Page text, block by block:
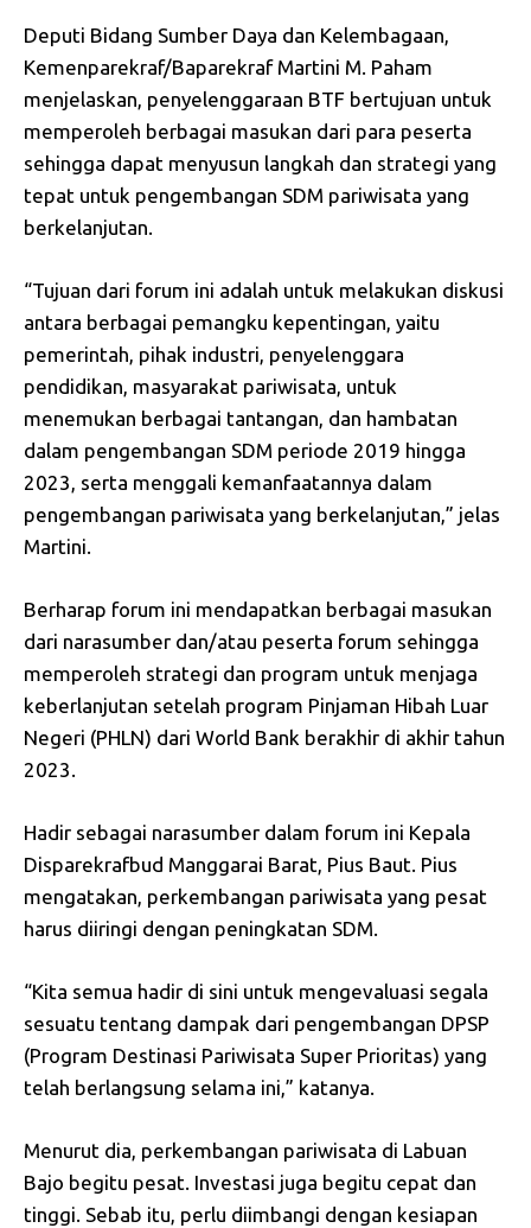
Deputi Bidang Sumber Daya dan Kelembagaan,
Kemenparekraf/Baparekraf Martini M. Paham
menjelaskan, penyelenggaraan BTF bertujuan untuk
memperoleh berbagai masukan dari para peserta
sehingga dapat menyusun langkah dan strategi yang
tepat untuk pengembangan SDM pariwisata yang
berkelanjutan.
“Tujuan dari forum ini adalah untuk melakukan diskusi
antara berbagai pemangku kepentingan, yaitu
pemerintah, pihak industri, penyelenggara
pendidikan, masyarakat pariwisata, untuk
menemukan berbagai tantangan, dan hambatan
dalam pengembangan SDM periode 2019 hingga
2023, serta menggali kemanfaatannya dalam
pengembangan pariwisata yang berkelanjutan,” jelas
Martini.
Berharap forum ini mendapatkan berbagai masukan
dari narasumber dan/atau peserta forum sehingga
memperoleh strategi dan program untuk menjaga
keberlanjutan setelah program Pinjaman Hibah Luar
Negeri (PHLN) dari World Bank berakhir di akhir tahun
2023.
Hadir sebagai narasumber dalam forum ini Kepala
Disparekrafbud Manggarai Barat, Pius Baut. Pius
mengatakan, perkembangan pariwisata yang pesat
harus diiringi dengan peningkatan SDM.
“Kita semua hadir di sini untuk mengevaluasi segala
sesuatu tentang dampak dari pengembangan DPSP
(Program Destinasi Pariwisata Super Prioritas) yang
telah berlangsung selama ini,” katanya.
Menurut dia, perkembangan pariwisata di Labuan
Bajo begitu pesat. Investasi juga begitu cepat dan
tinggi. Sebab itu, perlu diimbangi dengan kesiapan